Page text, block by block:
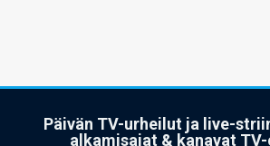
Päivän TV-urheilut ja live-
alkamisajat & kanavat